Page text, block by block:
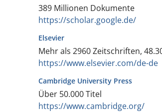
389 Millionen Dokumente
https://scholar.google.de/
Elsevier
Mehr als 2960 Zeitschriften,
https://www.elsevier.com/de-de
Cambridge University Press
Über 50.000 Titel
https://www.cambridge.org/